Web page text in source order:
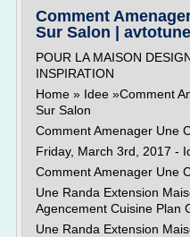
Comment
Sur Salon |
POUR LA MAISON
INSPIRATION
Home » Idee »Comment
Sur Salon
Comment Amenager Une
Friday, March 3rd, 2017 -
Comment Amenager Une
Une Randa Extension
Agencement Cuisine Plan
Une Randa Extension